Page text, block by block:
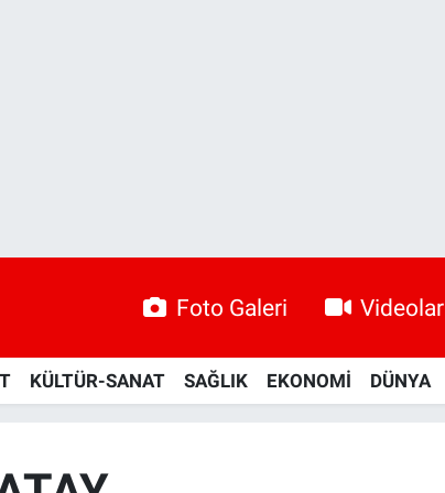
Foto Galeri Videolar
KÜLTÜR-SANAT SAĞLIK EKONOMİ DÜNYA